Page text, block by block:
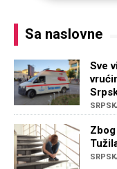
Sa naslovne
Sve